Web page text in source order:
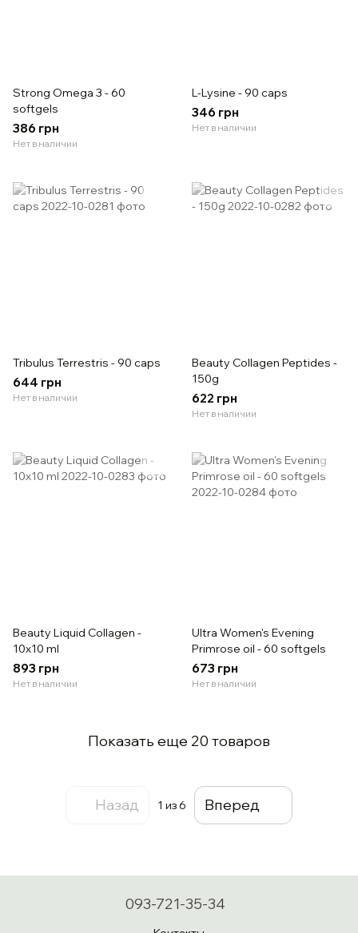
Strong Omega 3 - 60
softgels
386 грн
Нет в наличии
L-Lysine - 90 caps
346 грн
Нет в наличии
Tribulus Terrestris - 90 caps
644 грн
Нет в наличии
Beauty Collagen Peptides -
150g
622 грн
Нет в наличии
Beauty Liquid Collagen -
10x10 ml
893 грн
Нет в наличии
Ultra Women's Evening
Primrose oil - 60 softgels
673 грн
Нет в наличии
Показать еще 20 товаров
Назад 1 из 6 Вперед
093-721-35-34